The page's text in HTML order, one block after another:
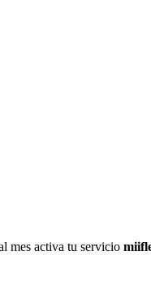
mes activa tu servicio